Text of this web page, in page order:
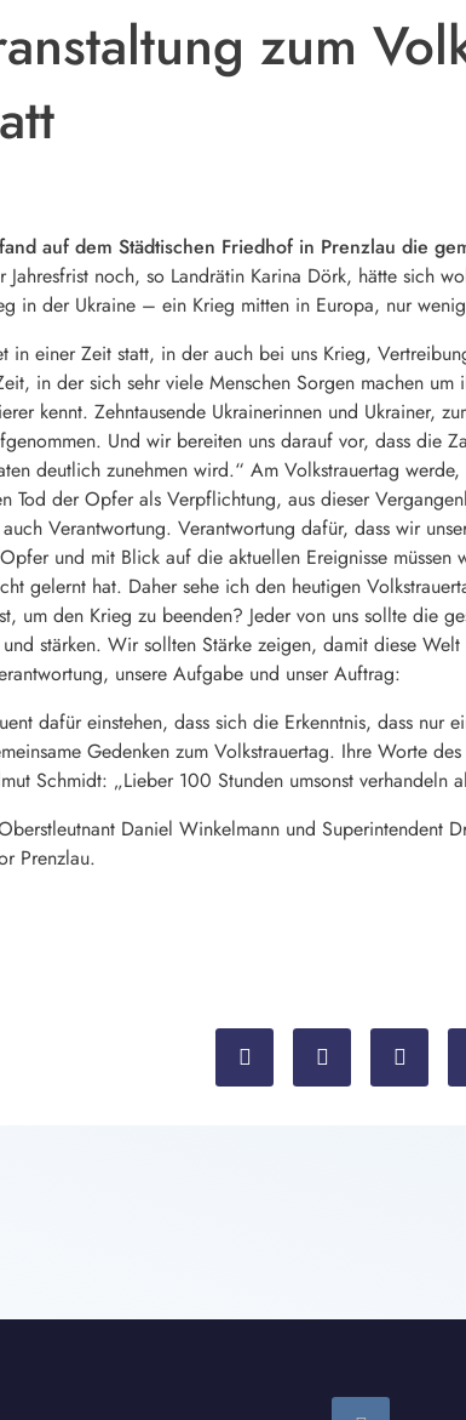
zum
auf dem Städtischen Friedhof in Prenzlau die
Jahresfrist noch, so Landrätin Karina Dörk, hätte sich
in der Ukraine – ein Krieg mitten in Europa, nur
in einer Zeit statt, in der auch bei uns Krieg,
in der sich sehr viele Menschen Sorgen machen
kennt. Zehntausende Ukrainerinnen und Ukrainer,
Und wir bereiten uns darauf vor, dass die
deutlich zunehmen wird.“ Am Volkstrauertag
Tod der Opfer als Verpflichtung, aus dieser
auch Verantwortung. Verantwortung dafür, dass wir
und mit Blick auf die aktuellen Ereignisse müssen
gelernt hat. Daher sehe ich den heutigen
um den Krieg zu beenden? Jeder von uns sollte die
stärken. Wir sollten Stärke zeigen, damit diese
unsere Aufgabe und unser Auftrag:
dafür einstehen, dass sich die Erkenntnis, dass
Gedenken zum Volkstrauertag. Ihre Worte
Schmidt: „Lieber 100 Stunden umsonst verhandeln
Daniel Winkelmann und Superintendent
Prenzlau.